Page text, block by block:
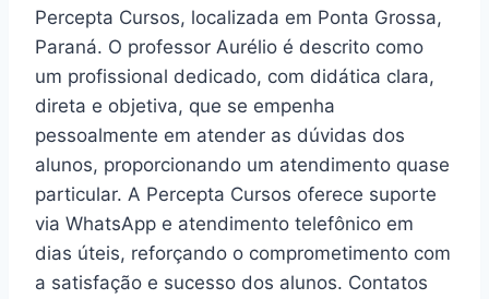
Percepta Cursos, localizada em Ponta Grossa,
Paraná. O professor Aurélio é descrito como
um profissional dedicado, com didática clara,
direta e objetiva, que se empenha
pessoalmente em atender as dúvidas dos
alunos, proporcionando um atendimento quase
particular. A Percepta Cursos oferece suporte
via WhatsApp e atendimento telefônico em
dias úteis, reforçando o comprometimento com
a satisfação e sucesso dos alunos. Contatos